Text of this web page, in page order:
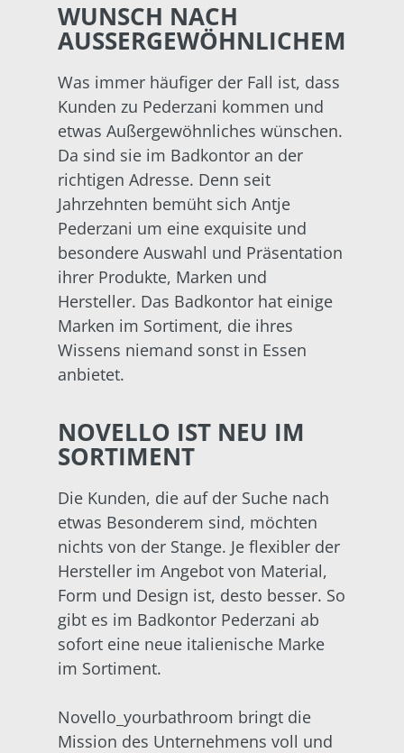
WUNSCH NACH
AUSSERGEWÖHNLICHEM
Was immer häufiger der Fall ist, dass
Kunden zu Pederzani kommen und
etwas Außergewöhnliches wünschen.
Da sind sie im Badkontor an der
richtigen Adresse. Denn seit
Jahrzehnten bemüht sich Antje
Pederzani um eine exquisite und
besondere Auswahl und Präsentation
ihrer Produkte, Marken und
Hersteller. Das Badkontor hat einige
Marken im Sortiment, die ihres
Wissens niemand sonst in Essen
anbietet.
NOVELLO IST NEU IM
SORTIMENT
Die Kunden, die auf der Suche nach
etwas Besonderem sind, möchten
nichts von der Stange. Je flexibler der
Hersteller im Angebot von Material,
Form und Design ist, desto besser. So
gibt es im Badkontor Pederzani ab
sofort eine neue italienische Marke
im Sortiment.
Novello_yourbathroom bringt die
Mission des Unternehmens voll und